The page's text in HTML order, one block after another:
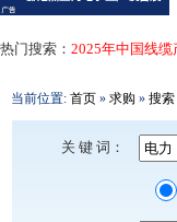
热门搜索： 2025年中国线
当前位置: 首页 » 求购 » 搜索
关 键 词：